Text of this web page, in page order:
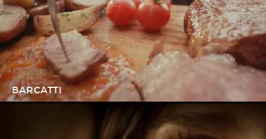
BARCATTI